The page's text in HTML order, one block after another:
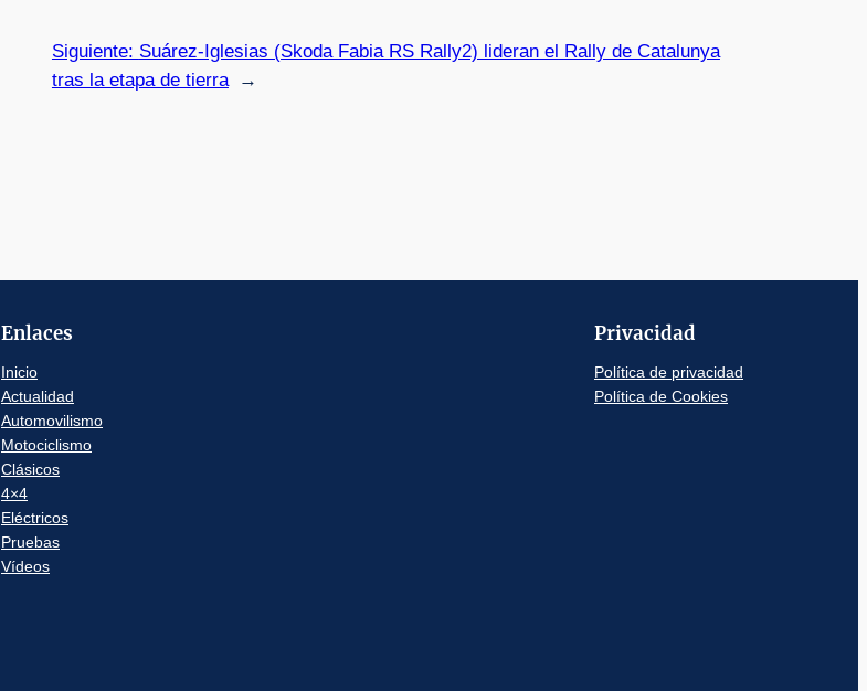
Siguiente: Suárez-Iglesias (Skoda Fabia RS Rally2) lideran el Rally de Catalunya
tras la etapa de tierra
→
Enlaces
Inicio
Actualidad
Automovilismo
Motociclismo
Clásicos
4×4
Eléctricos
Pruebas
Vídeos
Privacidad
Política de privacidad
Política de Cookies